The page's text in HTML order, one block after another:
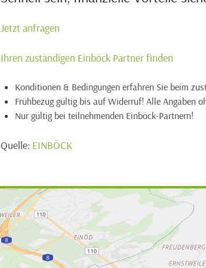
Jetzt anfragen
Ihren zuständigen Einböck Partner finden
Konditionen & Bedingungen erfahren Sie beim
Frühbezug gültig bis auf Widerruf! Alle Angaben
Nur gültig bei teilnehmenden Einböck-Partnern!
Quelle: EINBÖCK